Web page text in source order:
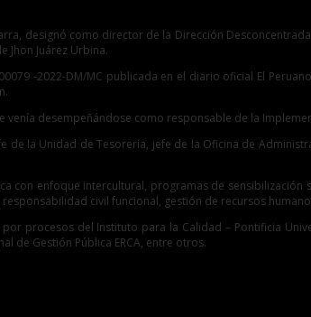
designó como director de la Dirección
Jhon Juárez Urbina.
-2022-DM/MC publicada en el diario oficial El
desempeñándose como responsable de la
de la Unidad de Tesorería, jefe de la Oficina de
con enfoque intercultural, programas de
civil funcional, gestión de recursos
procesos del Instituto para la Calidad – Pontificia
de Gestión Pública ERCA, entre otros.